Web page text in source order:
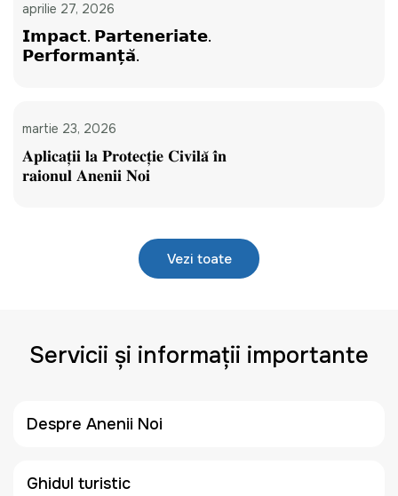
aprilie 27, 2026
𝗜𝗺𝗽𝗮𝗰𝘁. 𝗣𝗮𝗿𝘁𝗲𝗻𝗲𝗿𝗶𝗮𝘁𝗲.
𝗣𝗲𝗿𝗳𝗼𝗿𝗺𝗮𝗻𝘁̦𝗮̆.
martie 23, 2026
𝐀𝐩𝐥𝐢𝐜𝐚𝐭̦𝐢𝐢 𝐥𝐚 𝐏𝐫𝐨𝐭𝐞𝐜𝐭̦𝐢𝐞 𝐂𝐢𝐯𝐢𝐥𝐚̆ 𝐢̂𝐧
𝐫𝐚𝐢𝐨𝐧𝐮𝐥 𝐀𝐧𝐞𝐧𝐢𝐢 𝐍𝐨𝐢
Vezi toate
Servicii și informații importante
Despre Anenii Noi
Ghidul turistic